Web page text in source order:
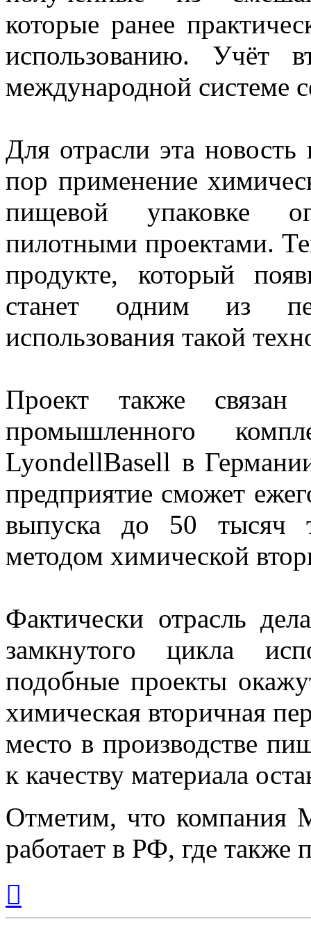
которые ранее
использованию. Учёт
международной системе
Для отрасли эта
пор применение
пищевой упаковке
пилотными проектами.
продукте, который
станет одним из
использования такой
Проект также связан
промышленного
LyondellBasell в
предприятие сможет
выпуска до 50 тысяч
методом химической
Фактически отрасль
замкнутого цикла
подобные проекты
химическая вторичная
место в производстве
к качеству материала
Отметим, что компания
работает в РФ, где также
началу